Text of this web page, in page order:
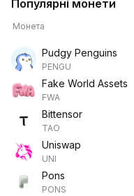
Популярні монети
Монета
Pudgy Penguins
PENGU
Fake World Assets
FWA
Bittensor
TAO
Uniswap
UNI
Pons
PONS